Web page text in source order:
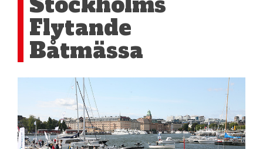
Flytande
Båtmässa